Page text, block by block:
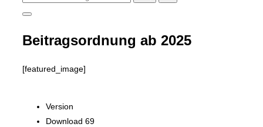
nach:
Seitenleiste
Navigation
umschalten
Beitragsordnung ab 2025
[featured_image]
Version
Download 69